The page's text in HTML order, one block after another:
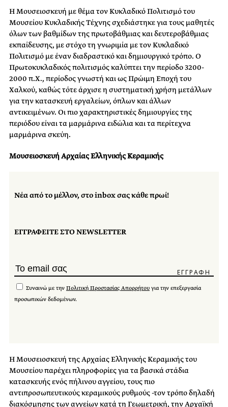
Η Μουσειοσκευή με θέμα τον Κυκλαδικό Πολιτισμό του
Μουσείου Κυκλαδικής Τέχνης σχεδιάστηκε για τους μαθητές
όλων των βαθμίδων της πρωτοβάθμιας και δευτεροβάθμιας
εκπαίδευσης, με στόχο τη γνωριμία με τον Κυκλαδικό
Πολιτισμό με έναν διαδραστικό και δημιουργικό τρόπο. Ο
Πρωτοκυκλαδικός πολιτισμός καλύπτει την περίοδο 3200-
2000 π.Χ., περίοδος γνωστή και ως Πρώιμη Εποχή του
Χαλκού, καθώς τότε άρχισε η συστηματική χρήση μετάλλων
για την κατασκευή εργαλείων, όπλων και άλλων
αντικειμένων. Οι πιο χαρακτηριστικές δημιουργίες της
περιόδου είναι τα μαρμάρινα ειδώλια και τα περίτεχνα
μαρμάρινα σκεύη.
Μουσειοσκευή Αρχαίας Ελληνικής Κεραμικής
Νέα από το μέλλον, στο inbox σας κάθε πρωί!
ΕΓΓΡΑΦΕΙΤΕ ΣΤΟ NEWSLETTER
Συναινώ με την Πολιτική Προστασίας Απορρήτου για την επεξεργασία
προσωπικών δεδομένων.
Η Μουσειοσκευή της Αρχαίας Ελληνικής Κεραμικής του
Μουσείου παρέχει πληροφορίες για τα βασικά στάδια
κατασκευής ενός πήλινου αγγείου, τους πιο
αντιπροσωπευτικούς κεραμικούς ρυθμούς -τον τρόπο δηλαδή
διακόσμησης των αγγείων κατά τη Γεωμετρική, την Αρχαϊκή